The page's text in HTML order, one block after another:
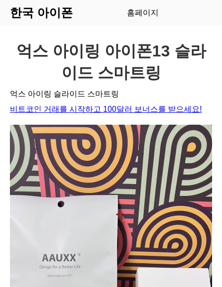
한국 아이폰 홈페이지
억스 아이링 아이폰13 슬라
이드 스마트링
억스 아이링 슬라이드 스마트링
비트코인 거래를 시작하고 100달러 보너스를 받으세요!